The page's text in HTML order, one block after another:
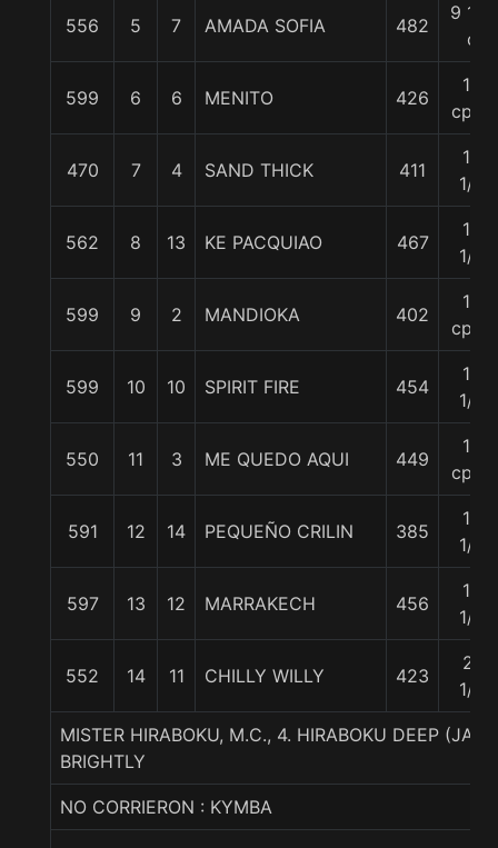
556 5 7 AMADA SOFIA 482
9 1/2
c
599 6 6 MENITO 426
12
cpos
470 7 4 SAND THICK 411
13
1/4
562 8 13 KE PACQUIAO 467
13
1/2
599 9 2 MANDIOKA 402
14
cpos
599 10 10 SPIRIT FIRE 454
14
1/2
550 11 3 ME QUEDO AQUI 449
15
cpos
591 12 14 PEQUEÑO CRILIN 385
15
1/2
597 13 12 MARRAKECH 456
18
1/4
552 14 11 CHILLY WILLY 423
21
1/4
MISTER HIRABOKU, M.C., 4. HIRABOKU DEEP
BRIGHTLY
NO CORRIERON : KYMBA